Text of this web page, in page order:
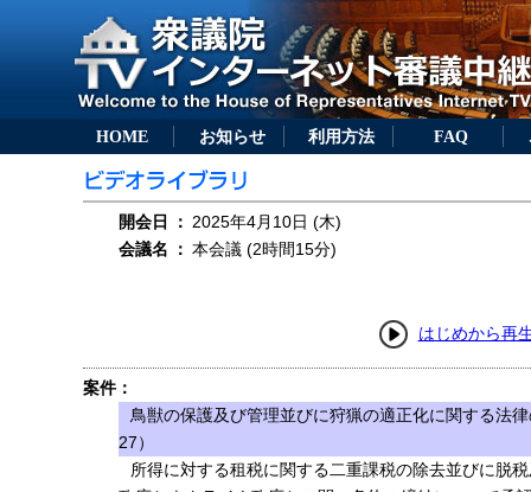
HOME お知らせ 利用方法 FAQ
開会日 ： 2025年4月10日 (木)
会議名
： 本会議 (2時間15分)
はじめから再
案件：
鳥獣の保護及び管理並びに狩猟の適正化に関する法
27）
所得に対する租税に関する二重課税の除去並びに脱